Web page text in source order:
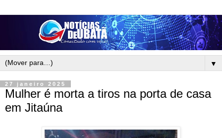
▼
27 janeiro 2025
Mulher é morta a tiros na porta de casa
em Jitaúna